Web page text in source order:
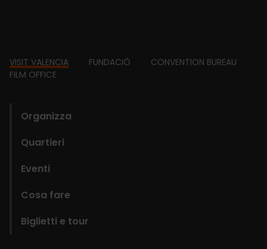
Footer
VISIT VALENCIA FUNDACIÓ
CONVENTION BUREAU
FILM OFFICE
Organizza
Quartieri
Eventi
Cosa fare
Biglietti e tour